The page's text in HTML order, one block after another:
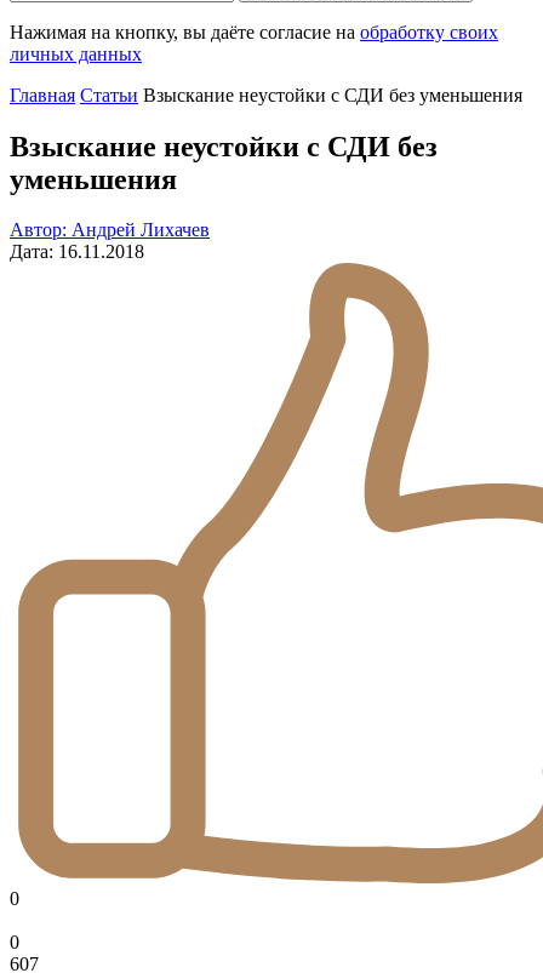
Нажимая на кнопку, вы даёте согласие на обработку своих
личных данных
Главная Статьи Взыскание неустойки с СДИ без уменьшения
Взыскание неустойки с СДИ без
уменьшения
Автор: Андрей Лихачев
Дата: 16.11.2018
0
0
607